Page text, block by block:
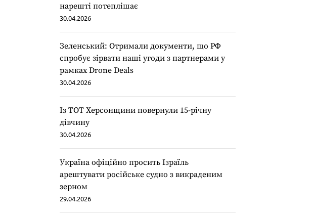
нарешті потеплішає
30.04.2026
Зеленський: Отримали документи, що РФ
спробує зірвати наші угоди з партнерами у
рамках Drone Deals
30.04.2026
Із ТОТ Херсонщини повернули 15-річну
дівчину
30.04.2026
Україна офіційно просить Ізраїль
арештувати російське судно з викраденим
зерном
29.04.2026